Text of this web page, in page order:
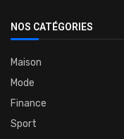
NOS CATÉGORIES
Maison
Mode
Finance
Sport